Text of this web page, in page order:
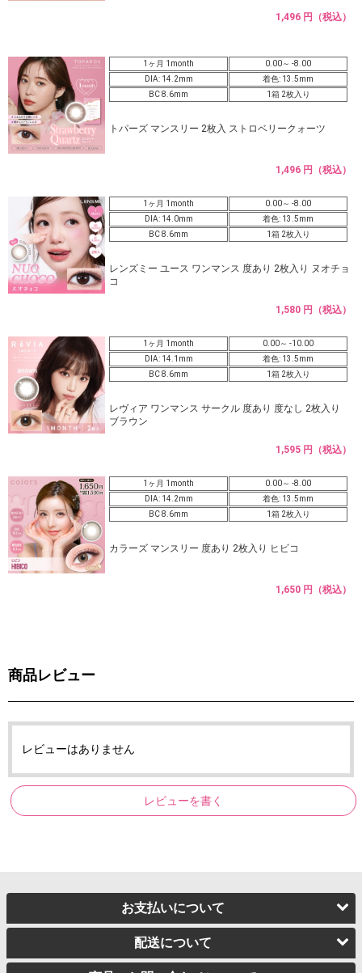
1,496 円（税込）
1ヶ月 1month
0.00～ -8.00
DIA: 14.2mm
着色: 13.5mm
BC 8.6mm
1箱 2枚入り
トパーズ マンスリー 2枚入 ストロベリークォーツ
1,496 円（税込）
1ヶ月 1month
0.00～ -8.00
DIA: 14.0mm
着色: 13.5mm
BC 8.6mm
1箱 2枚入り
レンズミー ユース ワンマンス 度あり 2枚入り ヌオチョ
コ
1,580 円（税込）
1ヶ月 1month
0.00～ -10.00
DIA: 14.1mm
着色: 13.5mm
BC 8.6mm
1箱 2枚入り
レヴィア ワンマンス サークル 度あり 度なし 2枚入り
ブラウン
1,595 円（税込）
1ヶ月 1month
0.00～ -8.00
DIA: 14.2mm
着色: 13.5mm
BC 8.6mm
1箱 2枚入り
カラーズ マンスリー 度あり 2枚入り ヒビコ
1,650 円（税込）
商品レビュー
レビューはありません
レビューを書く
お支払いについて
配送について